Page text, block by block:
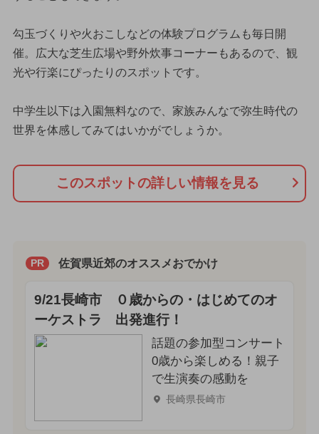
勾玉づくりや火おこしなどの体験プログラムも毎日開
催。広大な芝生広場や野外炊事コーナーもあるので、観
光や行楽にぴったりのスポットです。
中学生以下は入園無料なので、家族みんなで弥生時代の
世界を体感してみてはいかがでしょうか。
このスポットの詳しい情報を見る
PR 佐賀県近郊のオススメおでかけ
9/21長崎市 ０歳からの・はじめてのオ
ーケストラ 出発進行！
話題の参加型コンサート
0歳から楽しめる！親子
で生演奏の感動を
長崎県長崎市